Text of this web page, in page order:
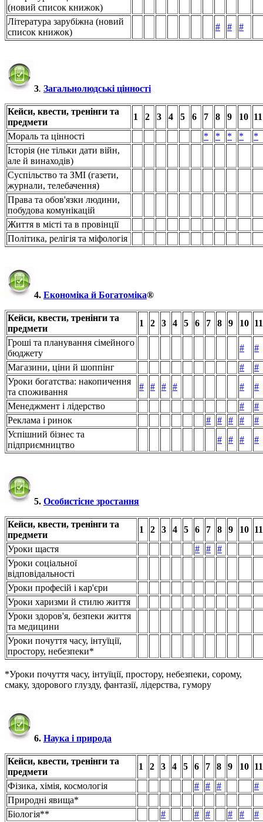
(новий список книжок)
Література зарубіжна (новий
список книжок)
# # #
3. Загальнолюдські цінності
Кейси, квести, тренінги та
предмети
1 2 3 4 5 6 7 8 9 10 11
Мораль та цінності
* * * *
*
Історія (не тільки дати війн,
але й винаходів)
Суспільство та ЗМІ (газети,
журнали, телебачення)
Права та обов'язки людини,
побудова комунікацій
Життя в місті та в провінції
Політика, релігія та міфологія
4. Економіка й Богатоміка®
Кейси, квести, тренінги та
предмети
1 2 3 4 5 6 7 8 9 10 11
Гроші та планування сімейного
бюджету
#
#
Магазини, ціни й шоппінг
#
#
Уроки богатства: накопичення
та споживання
# # # # #
#
Менеджмент і лідерство
#
#
Реклама і ринок
# # # #
#
Успішний бізнес та
підприємництво
# # # #
5. Особистісне зростання
Кейси, квести, тренінги та
предмети
1 2 3 4 5 6 7 8 9 10 11
Уроки щастя
# #
#
Уроки соціальної
відповідальності
Уроки професій і кар'єри
Уроки харизми й стилю життя
Уроки здоров'я, безпеки життя
та медицини
Уроки почуття часу, інтуїції,
простору, небезпеки*
*Уроки почуття часу, інтуїції, простору, небезпеки, сорому,
смаку, здорового глузду, фантазії, лідерства, гумору
6. Наука і природа
Кейси, квести, тренінги та
предмети
1 2 3 4 5 6 7 8 9 10 11
Фізика, хімія, космологія
# # #
#
Природні явища*
Біологія**
# # # # #
#